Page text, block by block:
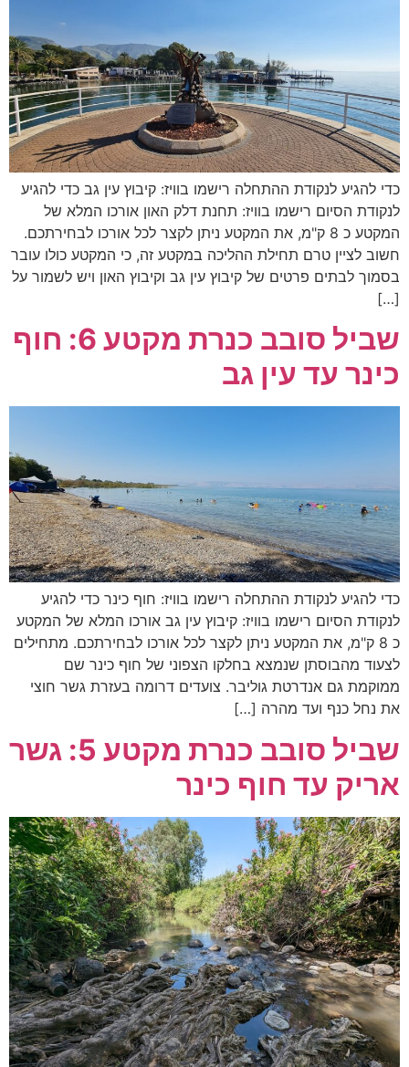
כדי להגיע לנקודת ההתחלה רישמו בוויז: קיבוץ עין גב כדי להגיע
לנקודת הסיום רישמו בוויז: תחנת דלק האון אורכו המלא של
המקטע כ 8 ק"מ, את המקטע ניתן לקצר לכל אורכו לבחירתכם.
חשוב לציין טרם תחילת ההליכה במקטע זה, כי המקטע כולו עובר
בסמוך לבתים פרטים של קיבוץ עין גב וקיבוץ האון ויש לשמור על
[…]
שביל סובב כנרת מקטע 6: חוף
כינר עד עין גב
כדי להגיע לנקודת ההתחלה רישמו בוויז: חוף כינר כדי להגיע
לנקודת הסיום רישמו בוויז: קיבוץ עין גב אורכו המלא של המקטע
כ 8 ק"מ, את המקטע ניתן לקצר לכל אורכו לבחירתכם. מתחילים
לצעוד מהבוסתן שנמצא בחלקו הצפוני של חוף כינר שם
ממוקמת גם אנדרטת גוליבר. צועדים דרומה בעזרת גשר חוצי
את נחל כנף ועד מהרה […]
שביל סובב כנרת מקטע 5: גשר
אריק עד חוף כינר